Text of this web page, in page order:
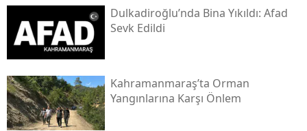
Dulkadiroğlu’nda Bina Yıkıldı: Afad
Sevk Edildi
Kahramanmaraş’ta Orman
Yangınlarına Karşı Önlem